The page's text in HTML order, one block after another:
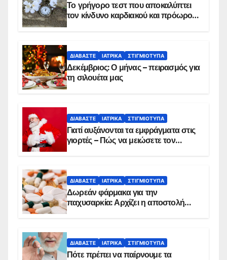
Το γρήγορο τεστ που αποκαλύπτει
τον κίνδυνο καρδιακού και πρόωρου
ΔΙΑΒΆΣΤΕ ΙΑΤΡΙΚΆ ΣΤΙΓΜΙΌΤΥΠΑ
Δεκέμβριος: Ο μήνας – πειρασμός για
τη σιλουέτα μας
ΔΙΑΒΆΣΤΕ ΙΑΤΡΙΚΆ ΣΤΙΓΜΙΌΤΥΠΑ
Γιατί αυξάνονται τα εμφράγματα στις
γιορτές – Πώς να μειώσετε τον
ΔΙΑΒΆΣΤΕ ΙΑΤΡΙΚΆ ΣΤΙΓΜΙΌΤΥΠΑ
Δωρεάν φάρμακα για την
παχυσαρκία: Αρχίζει η αποστολή
ΔΙΑΒΆΣΤΕ ΙΑΤΡΙΚΆ ΣΤΙΓΜΙΌΤΥΠΑ
Πότε πρέπει να παίρνουμε τα